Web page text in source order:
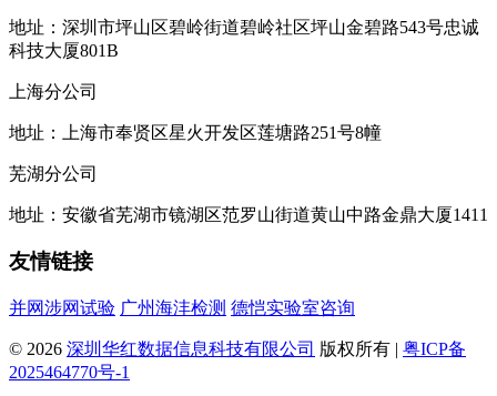
地址：深圳市坪山区碧岭街道碧岭社区坪山金碧路543号忠诚
科技大厦801B
上海分公司
地址：上海市奉贤区星火开发区莲塘路251号8幢
芜湖分公司
地址：安徽省芜湖市镜湖区范罗山街道黄山中路金鼎大厦1411
友情链接
并网涉网试验 广州海沣检测 德恺实验室咨询
© 2026 深圳华红数据信息科技有限公司 版权所有 | 粤ICP备
2025464770号-1